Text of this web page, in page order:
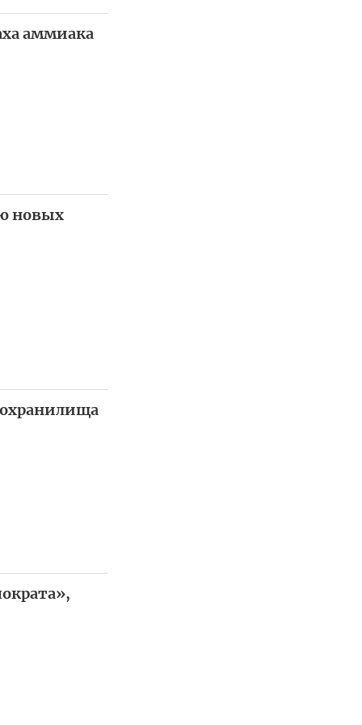
аммиака
новых